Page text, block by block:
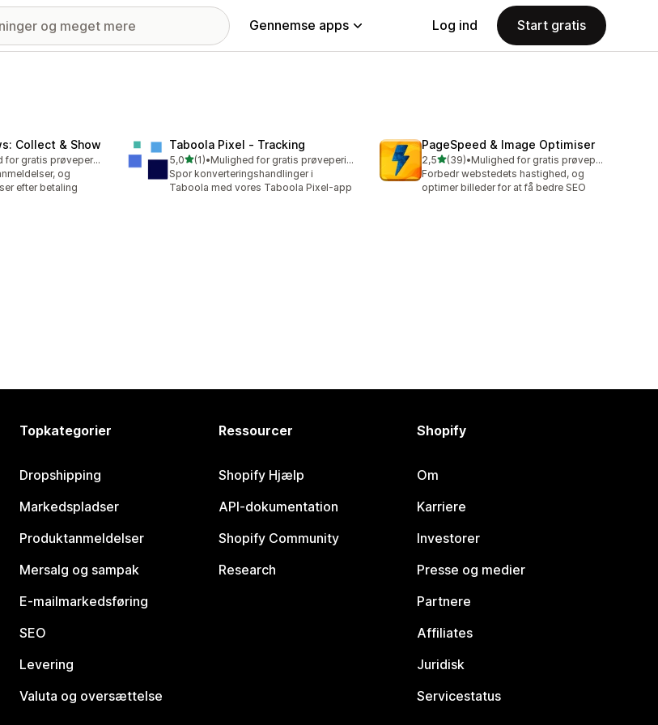
Gennemse apps Log ind Start gratis
Collect & Show
Mulighed for gratis prøveperiode
og
efter betaling
Taboola Pixel ‑ Tracking
5,0ud af 5 stjerner
(1)
1 anmeldelser i alt
•
Mulighed for gratis prøveperiode
Spor konverteringshandlinger i
Taboola med vores Taboola Pixel-app
PageSpeed & Image Optimiser
2,5ud af 5 stjerner
(39)
39 anmeldelser i alt
•
Mulighed for gratis prøveperiode
Forbedr webstedets hastighed, og
optimer billeder for at få bedre SEO
Topkategorier
Dropshipping
Markedspladser
Produktanmeldelser
Mersalg og sampak
E-mailmarkedsføring
SEO
Levering
Valuta og oversættelse
Ressourcer
Shopify Hjælp
API-dokumentation
Shopify Community
Research
Shopify
Om
Karriere
Investorer
Presse og medier
Partnere
Affiliates
Juridisk
Servicestatus